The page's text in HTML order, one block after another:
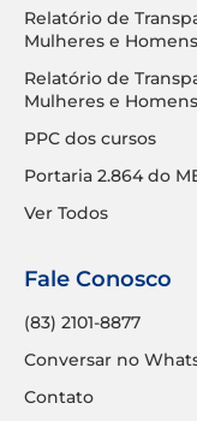
Relatório de
Mulheres e
Relatório de
Mulheres e
PPC dos cursos
Portaria 2.864 do
Ver Todos
Fale Conosco
(83) 2101-8877
Conversar no
Contato